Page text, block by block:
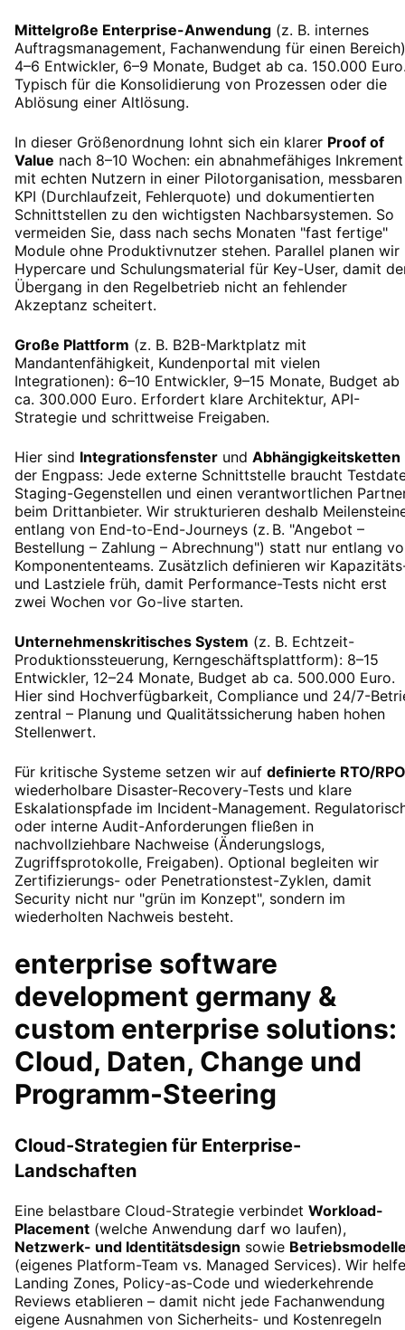
Mittelgroße Enterprise-Anwendung (z. B. internes
Auftragsmanagement, Fachanwendung für einen
4–6 Entwickler, 6–9 Monate, Budget ab ca. 150.000
Typisch für die Konsolidierung von Prozessen oder die
Ablösung einer Altlösung.
In dieser Größenordnung lohnt sich ein klarer Proof of
Value nach 8–10 Wochen: ein abnahmefähiges Inkrement
mit echten Nutzern in einer Pilotorganisation, messbaren
KPI (Durchlaufzeit, Fehlerquote) und dokumentierten
Schnittstellen zu den wichtigsten Nachbarsystemen. So
vermeiden Sie, dass nach sechs Monaten "fast fertige"
Module ohne Produktivnutzer stehen. Parallel planen wir
Hypercare und Schulungsmaterial für Key-User, damit
Übergang in den Regelbetrieb nicht an fehlender
Akzeptanz scheitert.
Große Plattform (z. B. B2B-Marktplatz mit
Mandantenfähigkeit, Kundenportal mit vielen
Integrationen): 6–10 Entwickler, 9–15 Monate, Budget ab
ca. 300.000 Euro. Erfordert klare Architektur, API-
Strategie und schrittweise Freigaben.
Hier sind Integrationsfenster und Abhängigkeitsketten
der Engpass: Jede externe Schnittstelle braucht
Staging-Gegenstellen und einen verantwortlichen
beim Drittanbieter. Wir strukturieren deshalb
entlang von End-to-End-Journeys (z. B. "Angebot –
Bestellung – Zahlung – Abrechnung") statt nur entlang
Komponententeams. Zusätzlich definieren wir
und Lastziele früh, damit Performance-Tests nicht erst
zwei Wochen vor Go-live starten.
Unternehmenskritisches System (z. B. Echtzeit-
Produktionssteuerung, Kerngeschäftsplattform): 8–15
Entwickler, 12–24 Monate, Budget ab ca. 500.000 Euro.
Hier sind Hochverfügbarkeit, Compliance und 24/7-
zentral – Planung und Qualitätssicherung haben hohen
Stellenwert.
Für kritische Systeme setzen wir auf definierte RTO/RPO
wiederholbare Disaster-Recovery-Tests und klare
Eskalationspfade im Incident-Management.
oder interne Audit-Anforderungen fließen in
nachvollziehbare Nachweise (Änderungslogs,
Zugriffsprotokolle, Freigaben). Optional begleiten wir
Zertifizierungs- oder Penetrationstest-Zyklen, damit
Security nicht nur "grün im Konzept", sondern im
wiederholten Nachweis besteht.
enterprise software
development germany &
custom enterprise solutions:
Cloud, Daten, Change und
Programm-Steering
Cloud-Strategien für Enterprise-
Landschaften
Eine belastbare Cloud-Strategie verbindet Workload-
Placement (welche Anwendung darf wo laufen),
Netzwerk- und Identitätsdesign sowie
(eigenes Platform-Team vs. Managed Services). Wir
Landing Zones, Policy-as-Code und wiederkehrende
Reviews etablieren – damit nicht jede Fachanwendung
eigene Ausnahmen von Sicherheits- und Kostenregeln